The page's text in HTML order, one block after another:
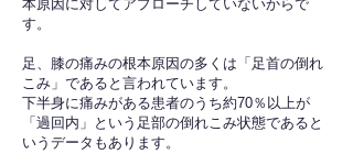
本原因に対してアプローチしていないからで
す。
足、膝の痛みの根本原因の多くは「足首の倒れ
こみ」であると言われています。
下半身に痛みがある患者のうち約70％以上が
「過回内」という足部の倒れこみ状態であると
いうデータもあります。